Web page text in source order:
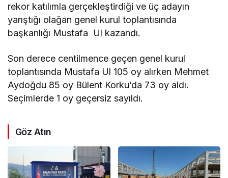
rekor katılımla gerçekleştirdiği ve üç adayın
yarıştığı olağan genel kurul toplantısında
başkanlığı Mustafa Ul kazandı.
Son derece centilmence geçen genel kurul
toplantısında Mustafa Ul 105 oy alırken Mehmet
Aydoğdu 85 oy Bülent Korku’da 73 oy aldı.
Seçimlerde 1 oy geçersiz sayıldı.
Göz Atın